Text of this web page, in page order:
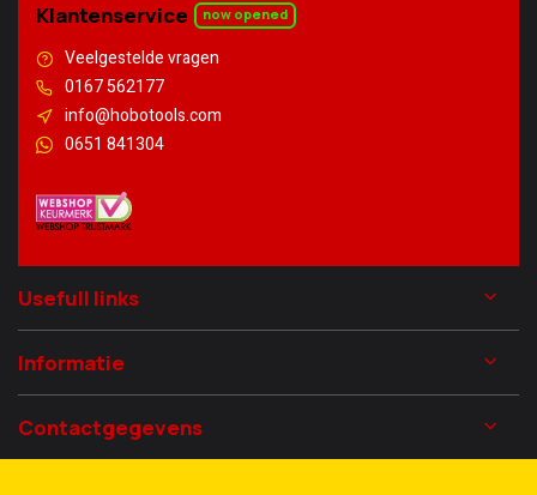
Klantenservice now opened
Veelgestelde vragen
0167 562177
info@hobotools.com
0651 841304
Usefull links
Informatie
Contactgegevens